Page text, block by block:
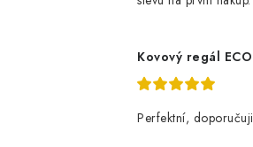
Perfektní, doporučuji